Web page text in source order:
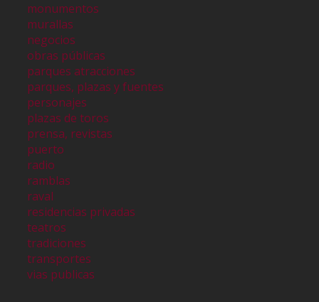
monumentos
murallas
negocios
obras públicas
parques atracciones
parques, plazas y fuentes
personajes
plazas de toros
prensa, revistas
puerto
radio
ramblas
raval
residencias privadas
teatros
tradiciones
transportes
vias publicas